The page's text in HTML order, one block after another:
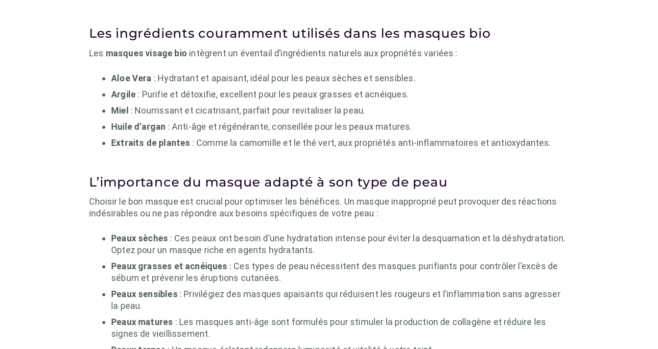
Les ingrédients couramment utilisés dans les masques bio
Les masques visage bio intègrent un éventail d’ingrédients naturels aux propriétés variées :
Aloe Vera : Hydratant et apaisant, idéal pour les peaux sèches et sensibles.
Argile : Purifie et détoxifie, excellent pour les peaux grasses et acnéiques.
Miel : Nourrissant et cicatrisant, parfait pour revitaliser la peau.
Huile d’argan : Anti-âge et régénérante, conseillée pour les peaux matures.
Extraits de plantes : Comme la camomille et le thé vert, aux propriétés anti-inflammatoires et antioxydantes.
L’importance du masque adapté à son type de peau
Choisir le bon masque est crucial pour optimiser les bénéfices. Un masque inapproprié peut provoquer des réactions
indésirables ou ne pas répondre aux besoins spécifiques de votre peau :
Peaux sèches : Ces peaux ont besoin d’une hydratation intense pour éviter la desquamation et la déshydratation.
Optez pour un masque riche en agents hydratants.
Peaux grasses et acnéiques : Ces types de peau nécessitent des masques purifiants pour contrôler l’excès de
sébum et prévenir les éruptions cutanées.
Peaux sensibles : Privilégiez des masques apaisants qui réduisent les rougeurs et l’inflammation sans agresser
la peau.
Peaux matures : Les masques anti-âge sont formulés pour stimuler la production de collagène et réduire les
signes de vieillissement.